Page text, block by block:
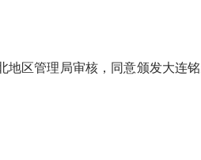
地区管理局审核， 同意颁发大连